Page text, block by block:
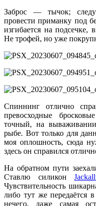
Заброс — тычок;
провести приманку под
изгибается на
Не трофей, но уже
Спиннинг отлично
превосходные
точный, на
рыбе. Вот только для
моя оплошность, сюда
здесь он справился
На обратном пути
Ставлю силикон
Чувствительность
либо тут же передаётся
нечего, даже самая